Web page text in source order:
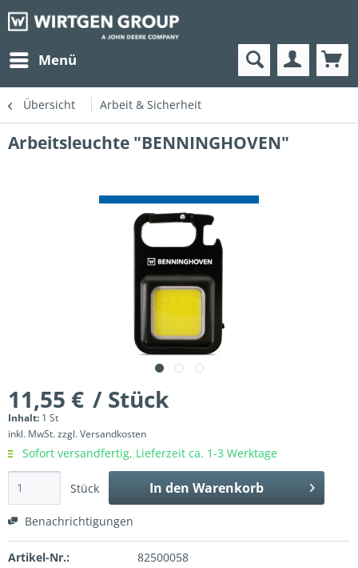
Menü
Übersicht Arbeit & Sicherheit
Arbeitsleuchte "BENNINGHOVEN"
11,55 € / Stück
Inhalt: 1 St
inkl. MwSt.zzgl. Versandkosten
Sofort versandfertig, Lieferzeit ca. 1-3 Werktage
Stück In den Warenkorb
Benachrichtigungen
Artikel-Nr.:
82500058